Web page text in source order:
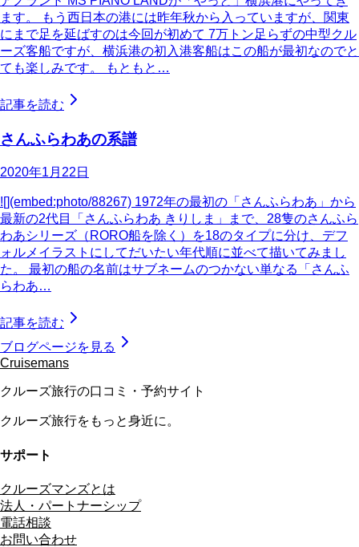
ます。 もう西日本の港には昨年秋から入っていますが、関東
にまで足を延ばすのは今回が初めて 7万トン足らずの中型クル
ーズ客船ですが、横浜港の初入港客船はこの船が最初なのでと
ても楽しみです。 もともと…
記事を読む
さんふらわあの系譜
2020年1月22日
![](embed:photo/88267) 1972年の最初の「さんふらわあ」から
最新の2代目「さんふらわあ きりしま」まで、28隻のさんふら
わあシリーズ（RORO船を除く）を18のタイプに分け、デフ
ォルメイラストにしてだいたい年代順に並べて描いてみまし
た。 最初の船の名前はサブネームのつかない単なる「さんふ
らわあ…
記事を読む
ブログページを見る
Cruisemans
クルーズ旅行の口コミ・予約サイト
クルーズ旅行をもっと身近に。
サポート
クルーズマンズとは
法人・パートナーシップ
電話相談
お問い合わせ